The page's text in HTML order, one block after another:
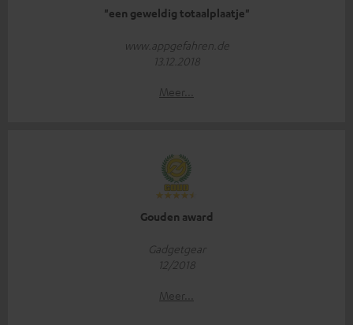
"een geweldig totaalplaatje"
www.appgefahren.de
13.12.2018
Meer...
Gouden award
Gadgetgear
12/2018
Meer...